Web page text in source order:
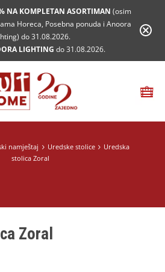
NA KOMPLETAN ASORTIMAN (osim
Horeca, Posebna ponuda i Anoora
do 31.08.2026.
LIGHTING do 31.08.2026.
namještaj Uredske stolice
Uredska
stolica Zoral
Zoral